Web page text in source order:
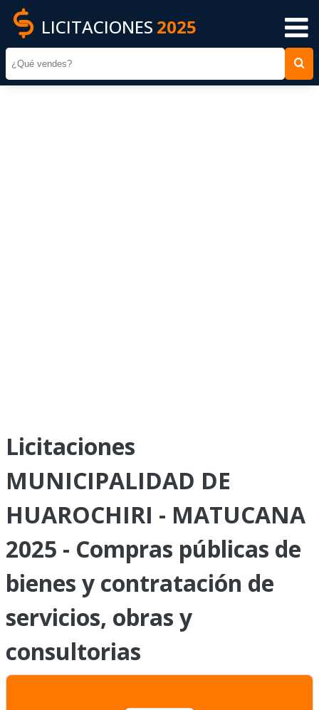
LICITACIONES 2025
Licitaciones
MUNICIPALIDAD DE
HUAROCHIRI - MATUCANA
2025 - Compras públicas de
bienes y contratación de
servicios, obras y
consultorias